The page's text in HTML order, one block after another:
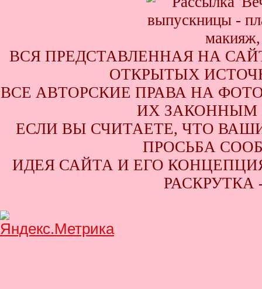
ВСЯ ПРЕДСТАВЛЕННАЯ НА
ОТКРЫТЫХ
ВСЕ АВТОРСКИЕ ПРАВА НА
ИХ ЗАКОННЫМ
ЕСЛИ ВЫ СЧИТАЕТЕ, ЧТО
ПРОСЬБА
ИДЕЯ САЙТА И ЕГО КОНЦЕПЦИЯ
РАСКРУТКА -